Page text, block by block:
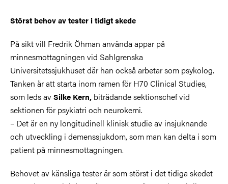
Störst behov av tester i tidigt skede
På sikt vill Fredrik Öhman använda appar på
minnesmottagningen vid Sahlgrenska
Universitetssjukhuset där han också arbetar som psykolog.
Tanken är att starta inom ramen för H70 Clinical Studies,
som leds avSilke Kern, biträdandesektionschef vid
sektionen för psykiatri och neurokemi.
– Det är en ny longitudinell klinisk studie av insjuknande
och utveckling i demenssjukdom, som man kan delta i som
patient på minnesmottagningen.
Behovet av känsliga tester är som störst i det tidiga skedet